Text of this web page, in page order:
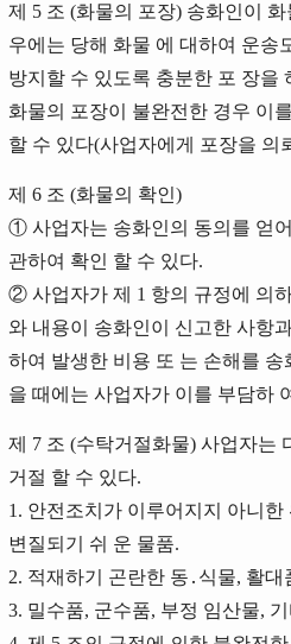
제 5 조 (화물의 포장) 송화인이
우에는 당해 화물 에 대하여 운송
방지할 수 있도록 충분한 포 장을
화물의 포장이 불완전한 경우 이
할 수 있다(사업자에게 포장을 의
제 6 조 (화물의 확인)
① 사업자는 송화인의 동의를 얻
관하여 확인 할 수 있다.
② 사업자가 제 1 항의 규정에 의
와 내용이 송화인이 신고한 사항
하여 발생한 비용 또 는 손해를
을 때에는 사업자가 이를 부담하
제 7 조 (수탁거절화물) 사업자는
거절 할 수 있다.
1. 안전조치가 이루어지지 아니
변질되기 쉬 운 물품.
2. 적재하기 곤란한 동․식물, 활대
3. 밀수품, 군수품, 부정 임산물,